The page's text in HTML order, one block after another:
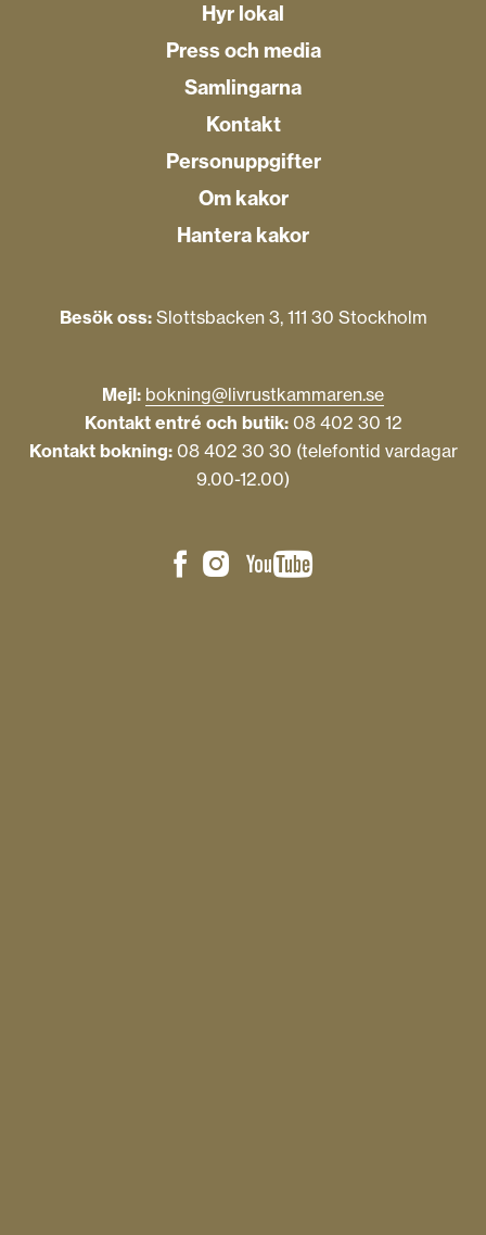
Hyr lokal
Press och media
Samlingarna
Kontakt
Personuppgifter
Om kakor
Hantera kakor
Besök oss: Slottsbacken 3, 111 30 Stockholm
Mejl: bokning@livrustkammaren.se
Kontakt entré och butik: 08 402 30 12
Kontakt bokning: 08 402 30 30 (telefontid vardagar
9.00-12.00)